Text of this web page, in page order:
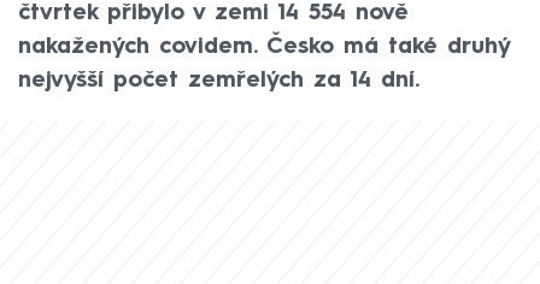
čtvrtek přibylo v zemi 14 554 nově
nakažených covidem. Česko má také druhý
nejvyšší počet zemřelých za 14 dní.